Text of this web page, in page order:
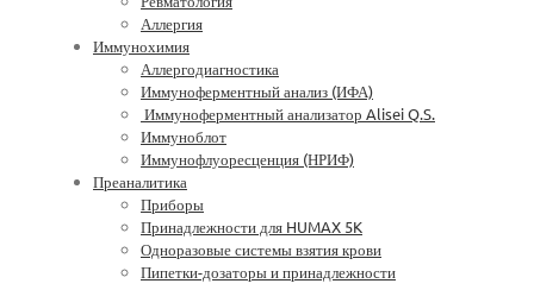
Аллергия
Иммунохимия
Аллергодиагностика
Иммуноферментный анализ (ИФА)
Иммуноферментный анализатор Alisei Q.S.
Иммуноблот
Иммунофлуоресценция (НРИФ)
Преаналитика
Приборы
Принадлежности для HUMAX 5K
Одноразовые системы взятия крови
Пипетки-дозаторы и принадлежности